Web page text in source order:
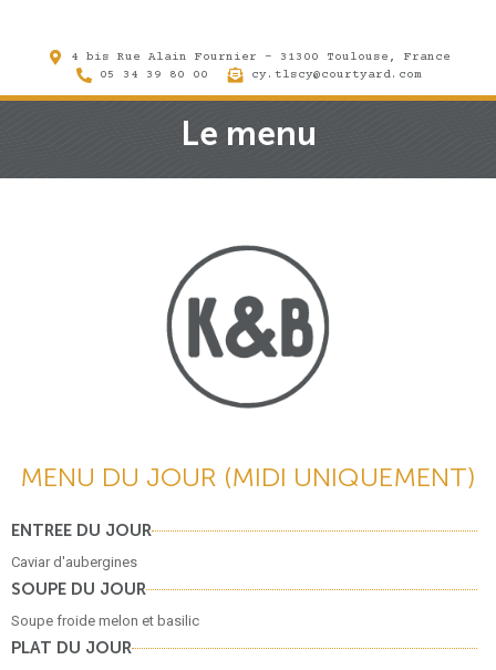
4 bis Rue Alain Fournier - 31300 Toulouse, France
05 34 39 80 00
cy.tlscy@courtyard.com
Le menu
MENU DU JOUR (MIDI UNIQUEMENT)
ENTREE DU JOUR
Caviar d'aubergines
SOUPE DU JOUR
Soupe froide melon et basilic
PLAT DU JOUR